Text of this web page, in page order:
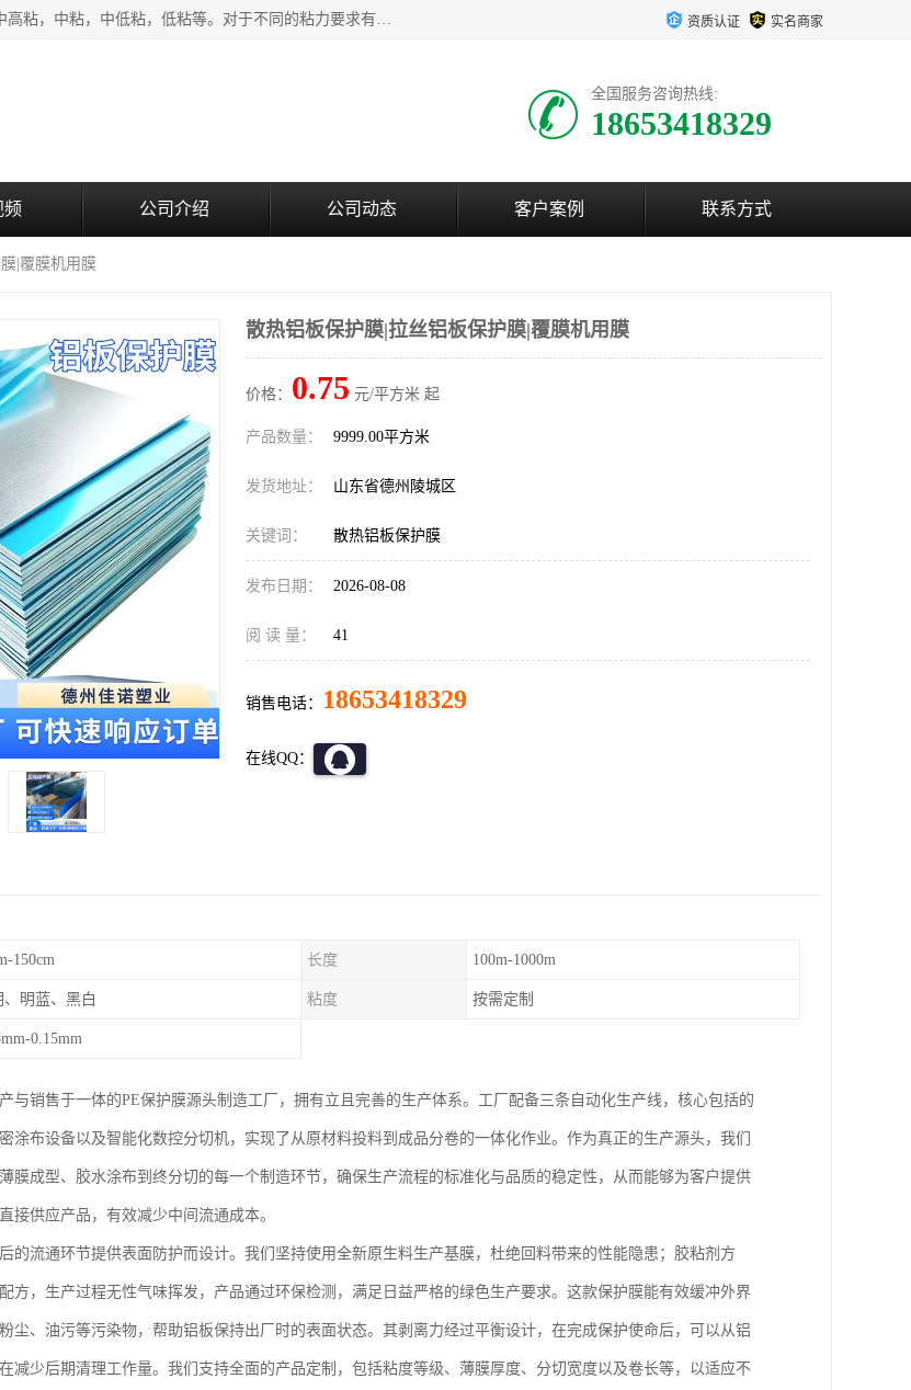
该类保护膜有复合，透明、奶白、蓝色、黑白等膜型。特高粘，高粘，中高粘，中粘，中低粘，低粘等。对于不同的粘力要求有相应的产品相适配。无胶渍残留污染。在较宽的收卷幅度下平整无皱纹，收卷长度大，利于机械化及自动化施工粘贴。为您的产品提供的表面保护解决方案。 产品广泛适用于：铝材、不锈钢、金属、塑料、电子、家电、家具、玻璃、化工材料、装饰材料等。 资质认证 实名商家
全国服务咨询热线:
18653418329
频 公司介绍 公司动态 客户案例 联系方式
|覆膜机用膜
散热铝板保护膜|拉丝铝板保护膜|覆膜机用膜
价格： 0.75 元/平方米 起
产品数量： 9999.00平方米
发货地址： 山东省德州陵城区
关键词： 散热铝板保护膜
发布日期： 2026-08-08
阅 读 量： 41
销售电话： 18653418329
在线QQ：
150cm 长度 100m-1000m
、明蓝、黑白 粘度 按需定制
0.15mm
与销售于一体的PE保护膜源头制造工厂，拥有立且完善的生产体系。工厂配备三条自动化生产线，核心包括的
涂布设备以及智能化数控分切机，实现了从原材料投料到成品分卷的一体化作业。作为真正的生产源头，我们
膜成型、胶水涂布到终分切的每一个制造环节，确保生产流程的标准化与品质的稳定性，从而能够为客户提供
接供应产品，有效减少中间流通成本。
的流通环节提供表面防护而设计。我们坚持使用全新原生料生产基膜，杜绝回料带来的性能隐患；胶粘剂方
方，生产过程无性气味挥发，产品通过环保检测，满足日益严格的绿色生产要求。这款保护膜能有效缓冲外界
尘、油污等污染物，帮助铝板保持出厂时的表面状态。其剥离力经过平衡设计，在完成保护使命后，可以从铝
减少后期清理工作量。我们支持全面的产品定制，包括粘度等级、薄膜厚度、分切宽度以及卷长等，以适应不